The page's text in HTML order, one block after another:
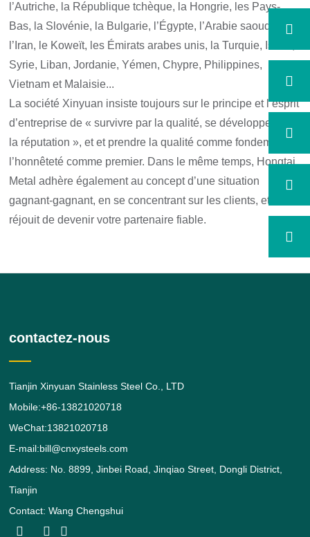
l’Autriche, la République tchèque, la Hongrie, les Pays-
Bas, la Slovénie, la Bulgarie, l’Égypte, l’Arabie saoudite,
l’Iran, le Koweït, les Émirats arabes unis, la Turquie, Israël,
Syrie, Liban, Jordanie, Yémen, Chypre, Philippines,
Vietnam et Malaisie...
La société Xinyuan insiste toujours sur le principe et l’esprit
d’entreprise de « survivre par la qualité, se développer par
la réputation », et et prendre la qualité comme fondement et
l’honnêteté comme premier. Dans le même temps, Hongtai
Metal adhère également au concept d’une situation
gagnant-gagnant, en se concentrant sur les clients, et se
réjouit de devenir votre partenaire fiable.
contactez-nous
Tianjin Xinyuan Stainless Steel Co., LTD
Mobile:+86-13821020718
WeChat:13821020718
E-mail:bill@cnxysteels.com
Address: No. 8899, Jinbei Road, Jinqiao Street, Dongli District,
Tianjin
Contact: Wang Chengshui